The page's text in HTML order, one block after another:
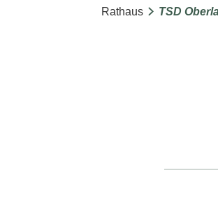
Rathaus TSD